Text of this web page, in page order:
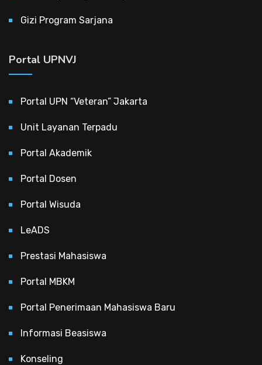
Gizi Program Sarjana
Portal UPNVJ
Portal UPN “Veteran” Jakarta
Unit Layanan Terpadu
Portal Akademik
Portal Dosen
Portal Wisuda
LeADS
Prestasi Mahasiswa
Portal MBKM
Portal Penerimaan Mahasiswa Baru
Informasi Beasiswa
Konseling